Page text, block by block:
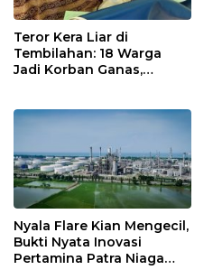
Teror Kera Liar di
Tembilahan: 18 Warga
Jadi Korban Ganas,
Nyala Flare Kian Mengecil,
Bukti Nyata Inovasi
Pertamina Patra Niaga